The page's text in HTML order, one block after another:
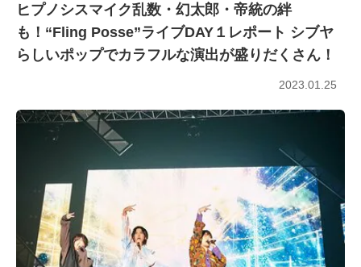
ヒプノシスマイク乱数・幻太郎・帝統の絆
も！“Fling Posse”ライブDAY１レポート シブヤ
らしいポップでカラフルな演出が盛りだくさん！
2023.01.25